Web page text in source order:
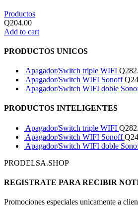
Productos
Q204.00
Add to cart
PRODUCTOS UNICOS
Apagador/Switch triple WIFI Q
Apagador/Switch WIFI SonoffQ
Apagador/Switch WIFI doble
PRODUCTOS INTELIGENTES
Apagador/Switch triple WIFI Q
Apagador/Switch WIFI SonoffQ
Apagador/Switch WIFI doble
PRODELSA.SHOP
REGISTRATE PARA RECIBIR
Promociones especiales unicamente a